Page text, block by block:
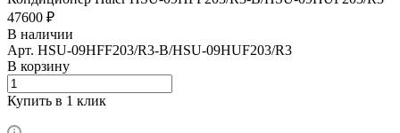
47600 ₽
В наличии
Арт. HSU-09HFF203/R3-B/HSU-09HUF203/R3
В корзину
Купить в 1 клик